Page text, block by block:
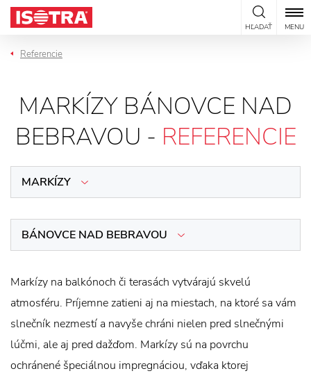
Preskočiť na obsah
HĽADAŤ MENU
Referencie
MARKÍZY BÁNOVCE NAD
BEBRAVOU - REFERENCIE
MARKÍZY
BÁNOVCE NAD BEBRAVOU
Markízy na balkónoch či terasách vytvárajú skvelú
atmosféru. Príjemne zatieni aj na miestach, na ktoré sa vám
slnečník nezmestí a navyše chráni nielen pred slnečnými
lúčmi, ale aj pred dažďom. Markízy sú na povrchu
ochránené špeciálnou impregnáciou, vďaka ktorej